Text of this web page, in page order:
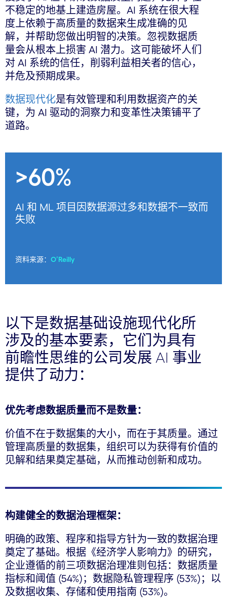
不稳定的地基上建造房屋。AI 系统在很大程
度上依赖于高质量的数据来生成准确的见
解，并帮助您做出明智的决策。忽视数据质
量会从根本上损害 AI 潜力。这可能破坏人们
对 AI 系统的信任，削弱利益相关者的信心，
并危及预期成果。
数据现代化是有效管理和利用数据资产的关
键，为 AI 驱动的洞察力和变革性决策铺平了
道路。
>60%
AI 和 ML 项目因数据源过多和数据不一致而
失败
资料来源： O’Reilly
以下是数据基础设施现代化所
涉及的基本要素，它们为具有
前瞻性思维的公司发展 AI 事业
提供了动力：
优先考虑数据质量而不是数量：
价值不在于数据集的大小，而在于其质量。通过
管理高质量的数据集，组织可以为获得有价值的
见解和结果奠定基础，从而推动创新和成功。
构建健全的数据治理框架：
明确的政策、程序和指导方针为一致的数据治理
奠定了基础。根据《经济学人影响力》的研究，
企业遵循的前三项数据治理准则包括：数据质量
指标和阈值 (54%)；数据隐私管理程序 (53%)；以
及数据收集、存储和使用指南 (53%)。